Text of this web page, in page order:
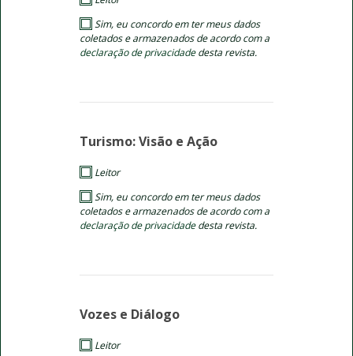
coletados e armazenados de acordo com a
declaração de privacidadedesta revista.
Turismo: Visão e Ação
Leitor
coletados e armazenados de acordo com a
declaração de privacidadedesta revista.
Vozes e Diálogo
Leitor